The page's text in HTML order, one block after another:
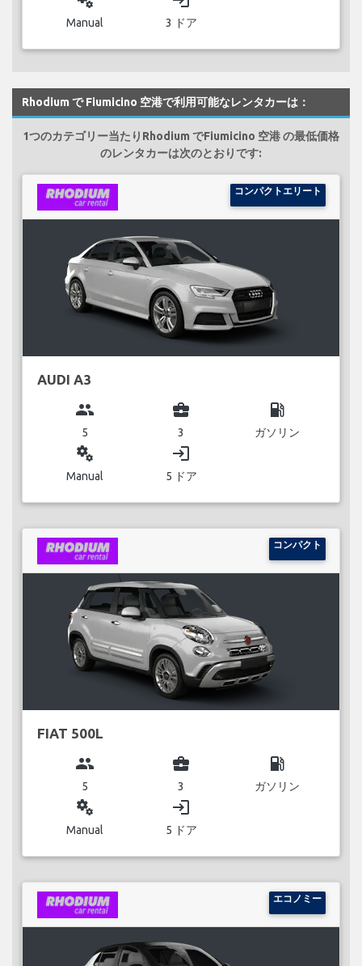
Manual 3 ドア
Rhodium で Fiumicino 空港で利用可能なレンタカーは：
1つのカテゴリー当たりRhodium でFiumicino 空港 の最低価格
のレンタカーは次のとおりです:
コンパクトエリート
AUDI A3
group
5
business_center
3
local_gas_station
ガソリン
miscellaneous_services
Manual
login
5 ドア
コンパクト
FIAT 500L
group
5
business_center
3
local_gas_station
ガソリン
miscellaneous_services
Manual
login
5 ドア
エコノミー